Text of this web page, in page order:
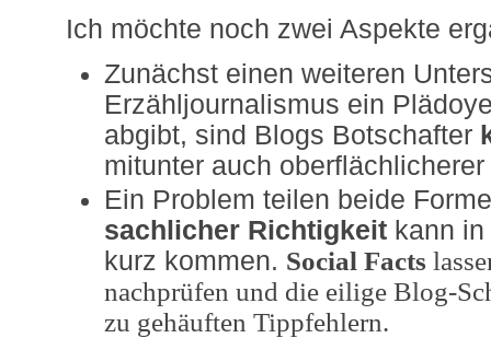
Ich möchte noch zwei Aspekte
Zunächst einen weiteren
Erzähljournalismus ein
abgibt, sind Blogs Botschafter
mitunter auch oberflächlicherer
Ein Problem teilen beide
sachlicher Richtigkeit kann
kurz kommen. Social Facts
nachprüfen und die eilige Blog-
zu gehäuften Tippfehlern.